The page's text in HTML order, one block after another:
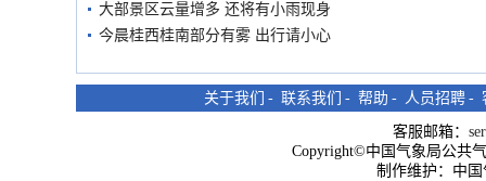
大部景区云量增多 还将有小雨现身
今晨桂西桂南部分有雾 出行请小心
关于我们 - 联系我们 - 帮助 - 人员招聘 -
客服邮箱：
Copyright©中国气象局公共
制作维护：中